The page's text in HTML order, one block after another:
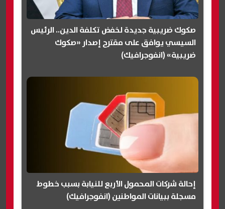
صكوك ضريبية جديدة لخفض تكلفة الدين.. الرئيس
السيسي يوافق على مقترح إصدار «صكوك
ضريبية» (انفوجرافيك)
إحالة شركات المحمول الأربع للنيابة بسبب خطوط
مسجلة ببيانات المواطنين (انفوجرافيك)